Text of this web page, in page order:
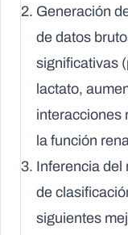
Generación
de datos
significativas
lactato,
interacciones
la función
Inferencia del
de
siguientes